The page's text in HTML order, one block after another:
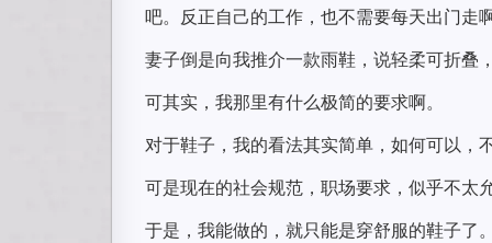
吧。反正自己的工作，也不需要每天出门走
妻子倒是向我推介一款雨鞋，说轻柔可折叠
可其实，我那里有什么极简的要求啊。
对于鞋子，我的看法其实简单，如何可以，
可是现在的社会规范，职场要求，似乎不太
于是，我能做的，就只能是穿舒服的鞋子了